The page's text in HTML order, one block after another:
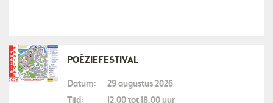
POËZIEFESTIVAL
Datum:
29 augustus 2026